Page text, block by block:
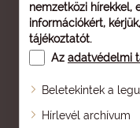
nemzetközi hírekkel,
információkért,
tájékoztatót.
Az adatvédelmi
Beletekintek a
Hírlevél archívum
Oldaltérkép